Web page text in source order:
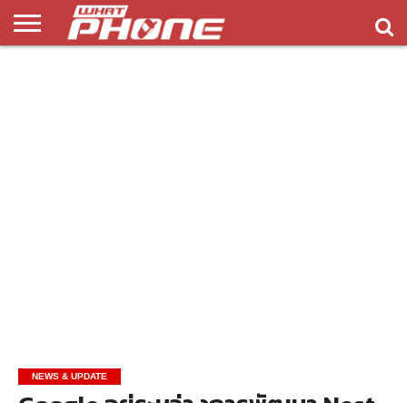
NEWS & UPDATE